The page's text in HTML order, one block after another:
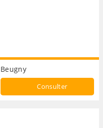
Beugny
Consulter